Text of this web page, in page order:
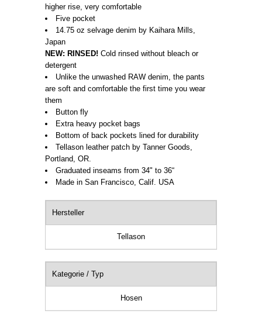
higher rise, very comfortable
Five pocket
14.75 oz selvage denim by Kaihara Mills,
Japan
NEW: RINSED! Cold rinsed without bleach or
detergent
Unlike the unwashed RAW denim, the pants
are soft and comfortable the first time you wear
them
Button fly
Extra heavy pocket bags
Bottom of back pockets lined for durability
Tellason leather patch by Tanner Goods,
Portland, OR.
Graduated inseams from 34" to 36“
Made in San Francisco, Calif. USA
Hersteller
Tellason
Kategorie / Typ
Hosen